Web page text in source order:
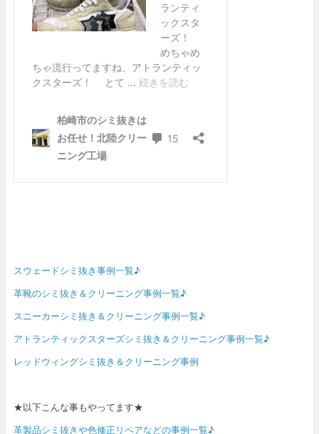
スウェードシミ抜き事例一覧♪
革靴のシミ抜き＆クリーニング事例一覧♪
スニーカーシミ抜き＆クリーニング事例一覧♪
アトランティックスターズシミ抜き＆クリーニング事例一覧♪
レッドウィングシミ抜き＆クリーニング事例
★以下こんな事もやってます★
革製品シミ抜きや色修正リペアなどの事例一覧♪